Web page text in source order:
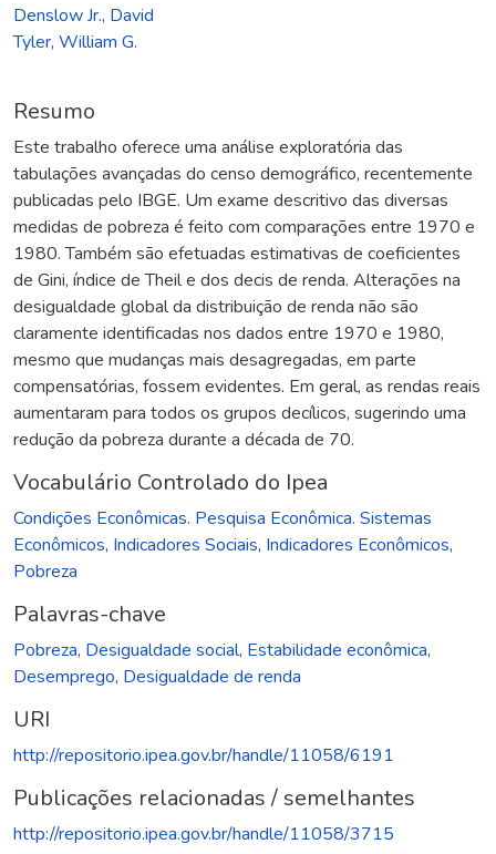
Denslow Jr., David
Tyler, William G.
Resumo
Este trabalho oferece uma análise exploratória das
tabulações avançadas do censo demográfico, recentemente
publicadas pelo IBGE. Um exame descritivo das diversas
medidas de pobreza é feito com comparações entre 1970 e
1980. Também são efetuadas estimativas de coeficientes
de Gini, índice de Theil e dos decis de renda. Alterações na
desigualdade global da distribuição de renda não são
claramente identificadas nos dados entre 1970 e 1980,
mesmo que mudanças mais desagregadas, em parte
compensatórias, fossem evidentes. Em geral, as rendas reais
aumentaram para todos os grupos decílicos, sugerindo uma
redução da pobreza durante a década de 70.
Vocabulário Controlado do Ipea
Condições Econômicas. Pesquisa Econômica. Sistemas
Econômicos, Indicadores Sociais, Indicadores Econômicos,
Pobreza
Palavras-chave
Pobreza, Desigualdade social, Estabilidade econômica,
Desemprego, Desigualdade de renda
URI
http://repositorio.ipea.gov.br/handle/11058/6191
Publicações relacionadas / semelhantes
http://repositorio.ipea.gov.br/handle/11058/3715